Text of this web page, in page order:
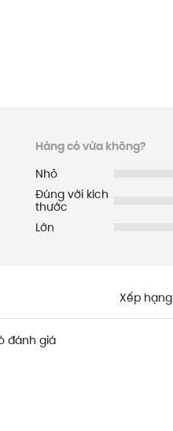
Hàng có vừa không?
Nhỏ
Đúng với kích
thước
Lớn
Xếp hạng
đánh giá